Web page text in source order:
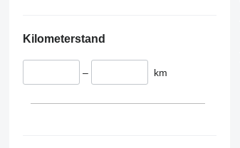
Kilometerstand
– km